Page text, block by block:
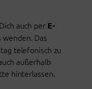
auch per E-
wenden. Das
telefonisch zu
außerhalb
hinterlassen.